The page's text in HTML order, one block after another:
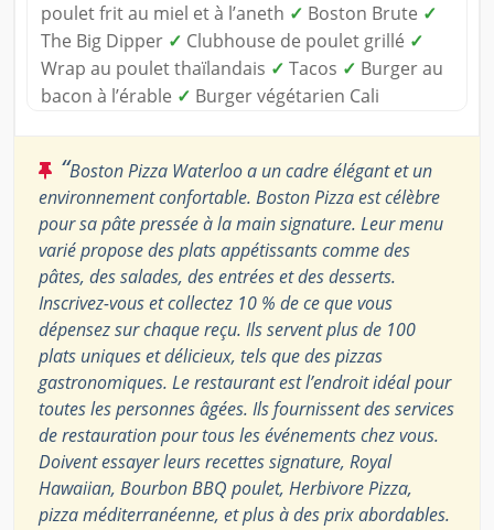
poulet frit au miel et à l’aneth ✓ Boston Brute ✓
The Big Dipper ✓ Clubhouse de poulet grillé ✓
Wrap au poulet thaïlandais ✓ Tacos ✓ Burger au
bacon à l’érable ✓ Burger végétarien Cali
“Boston Pizza Waterloo a un cadre élégant et un
environnement confortable. Boston Pizza est célèbre
pour sa pâte pressée à la main signature. Leur menu
varié propose des plats appétissants comme des
pâtes, des salades, des entrées et des desserts.
Inscrivez-vous et collectez 10 % de ce que vous
dépensez sur chaque reçu. Ils servent plus de 100
plats uniques et délicieux, tels que des pizzas
gastronomiques. Le restaurant est l’endroit idéal pour
toutes les personnes âgées. Ils fournissent des services
de restauration pour tous les événements chez vous.
Doivent essayer leurs recettes signature, Royal
Hawaiian, Bourbon BBQ poulet, Herbivore Pizza,
pizza méditerranéenne, et plus à des prix abordables.